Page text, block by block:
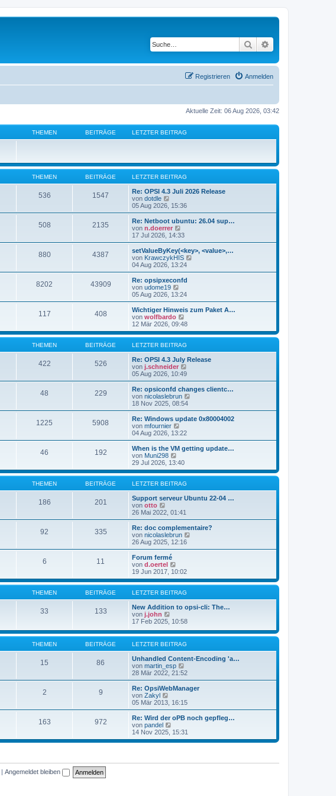
Suche
Anmelden
Registrieren
Aktuelle Zeit: 06 Aug 2026, 03:42
THEMEN BEITRÄGE LETZTER BEITRAG
THEMEN BEITRÄGE LETZTER BEITRAG
536 1547
Re: OPSI 4.3 Juli 2026 Release
von dotdle
e
u
e
s
t
r
B
e
r
a
g
05 Aug 2026, 15:36
508 2135
Re: Netboot ubuntu: 26.04 sup…
von n.doerrer
e
u
e
s
t
r
B
e
i
r
a
g
17 Jul 2026, 14:33
880 4387
setValueByKey(<key>, <value>,…
von KrawczykHIS
u
B
t
g
04 Aug 2026, 13:24
8202 43909
Re: opsipxeconfd
von udome19
e
u
e
s
t
r
B
e
i
t
r
g
05 Aug 2026, 13:24
117 408
Wichtiger Hinweis zum Paket A…
von wolfbardo
e
u
e
s
t
e
r
B
e
i
t
r
g
12 Mär 2026, 09:48
THEMEN BEITRÄGE LETZTER BEITRAG
422 526
Re: OPSI 4.3 July Release
von j.schneider
u
e
s
t
B
r
05 Aug 2026, 10:49
48 229
Re: opsiconfd changes clientc…
von nicolaslebrun
u
e
r
B
t
18 Nov 2025, 08:54
1225 5908
Re: Windows update 0x80004002
von mfournier
e
u
e
s
t
r
B
e
i
r
04 Aug 2026, 13:22
46 192
When is the VM getting update…
von Muni298
e
u
e
s
t
e
B
e
i
t
r
29 Jul 2026, 13:40
THEMEN BEITRÄGE LETZTER BEITRAG
186 201
Support serveur Ubuntu 22-04 …
von otto
e
u
e
s
t
e
B
e
t
r
a
g
26 Mai 2022, 01:41
92 335
Re: doc complementaire?
von nicolaslebrun
u
r
e
i
g
26 Aug 2025, 12:16
6 11
Forum fermé
von d.oertel
e
u
e
s
t
e
B
i
t
a
g
19 Jun 2017, 10:02
THEMEN BEITRÄGE LETZTER BEITRAG
33 133
New Addition to opsi-cli: The…
von j.john
e
e
s
e
r
B
e
t
r
a
g
17 Feb 2025, 10:58
THEMEN BEITRÄGE LETZTER BEITRAG
15 86
Unhandled Content-Encoding 'a…
von martin_esp
e
u
e
t
B
e
i
t
g
28 Mär 2022, 21:52
2 9
Re: OpsiWebManager
von Zakyl
e
u
e
s
t
e
r
i
05 Mär 2013, 16:15
163 972
Re: Wird der oPB noch gepfleg…
von pandel
e
u
14 Nov 2025, 15:31
| Angemeldet bleiben